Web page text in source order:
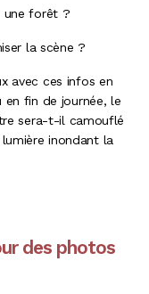
une forêt ?
la scène ?
avec ces infos en
fin de journée, le
sera-t-il camouflé
inondant la
des photos